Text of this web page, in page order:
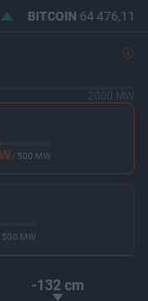
BITCOIN64 476,11
2000 MW
/ 500 MW
500 MW
-132 cm